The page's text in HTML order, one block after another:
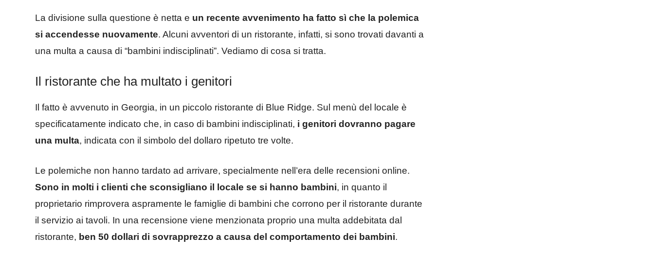
La divisione sulla questione è netta e un recente avvenimento ha fatto sì che la polemica
si accendesse nuovamente. Alcuni avventori di un ristorante, infatti, si sono trovati davanti a
una multa a causa di “bambini indisciplinati”. Vediamo di cosa si tratta.
Il ristorante che ha multato i genitori
Il fatto è avvenuto in Georgia, in un piccolo ristorante di Blue Ridge. Sul menù del locale è
specificatamente indicato che, in caso di bambini indisciplinati, i genitori dovranno pagare
una multa, indicata con il simbolo del dollaro ripetuto tre volte.
Le polemiche non hanno tardato ad arrivare, specialmente nell’era delle recensioni online.
Sono in molti i clienti che sconsigliano il locale se si hanno bambini, in quanto il
proprietario rimprovera aspramente le famiglie di bambini che corrono per il ristorante durante
il servizio ai tavoli. In una recensione viene menzionata proprio una multa addebitata dal
ristorante, ben 50 dollari di sovrapprezzo a causa del comportamento dei bambini.